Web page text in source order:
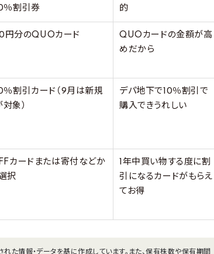
％割引券
的
円分のQUOカード
QUOカードの金額が高
めだから
％割引カード（9月は新規
象）
デパ地下で10％割引で
購入できうれしい
カードまたは寄付などか
択
1年中買い物する度に割
引になるカードがもらえ
てお得
た情報・データを基に作成しています。また、保有株数や保有期間